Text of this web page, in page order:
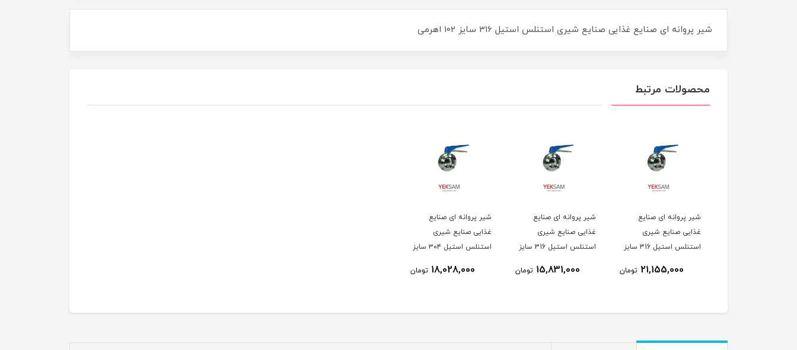
شیر پروانه ای صنایع غذایی صنایع شیری استنلس استیل 316 سایز 102 اهرمی
محصولات مرتبط
شیر پروانه ای صنایع
غذایی صنایع شیری
استنلس استیل 316 سایز
21,155,000 تومان
شیر پروانه ای صنایع
غذایی صنایع شیری
استنلس استیل 316 سایز
15,831,000 تومان
شیر پروانه ای صنایع
غذایی صنایع شیری
استنلس استیل ۳۰۴ سایز
18,028,000 تومان